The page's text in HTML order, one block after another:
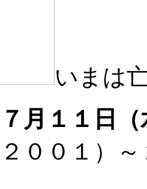
いまは
月１１日（
２００１